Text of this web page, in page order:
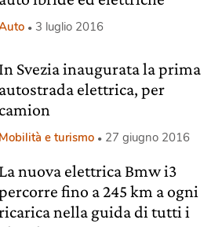
3 luglio 2016
In Svezia inaugurata la prima
autostrada elettrica, per
Mobilità e turismo 27 giugno 2016
La nuova elettrica Bmw i3
fino a 245 km a ogni
nella guida di tutti i